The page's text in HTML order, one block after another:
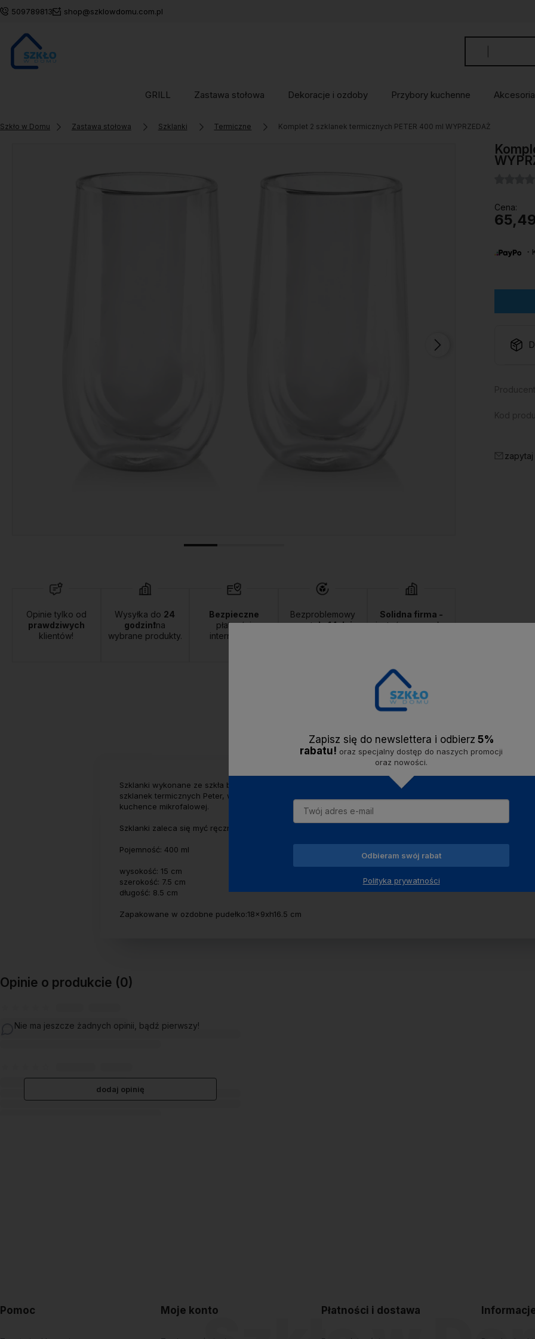
509789813 shop@szklowdomu.com.pl
GRILL Zastawa stołowa Dekoracje i ozdoby Przybory kuchenne
Szkło w Domu Zastawa stołowa Szklanki Termiczne Komplet 2 szklanek termicznych PETER 400 ml WYPRZEDAŻ
Opinie tylko od
prawdziwych
klientów!
Wysyłka do 24
godzin❗na
wybrane produkty.
Bezpieczne
płatności
internetowe.
Bezproblemowy
zwrotdo 14 dni.
Solidna firma -
jesteśmy na rynku
Cena:
DostawaOpinie
Szklanki wykonane ze szkła boro krzemianowego. Podwójne ścianki są odporne na wysoką temperaturę.
szklanek termicznych Peter, w których możesz serwować zarówno gorące, jak i zimne napoje. Szklanki
kuchence mikrofalowej.
Szklanki zaleca się myć ręcznie.
Pojemność: 400 ml
wysokość: 15 cm
szerokość: 7.5 cm
długość: 8.5 cm
Zapakowane w ozdobne pudełko:18x9xh16.5 cm
Opinie o produkcie (0)
Nie ma jeszcze żadnych opinii, bądź pierwszy!
dodaj opinię
Pomoc Moje konto Płatności i dostawa
Zapisz się do newslettera i odbierz 5%
rabatu! oraz specjalny dostęp do naszych promocji
oraz nowości.
Odbieram swój rabat
Polityka prywatności